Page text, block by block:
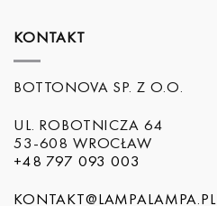
KONTAKT
BOTTONOVA SP. Z O.O.
UL. ROBOTNICZA 64
53-608 WROCŁAW
+48 797 093 003
KONTAKT@LAMPALAMPA.PL